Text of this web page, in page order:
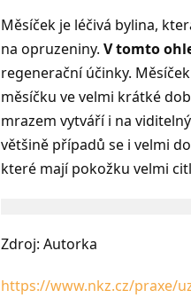
Měsíček je léčivá bylina,
na opruzeniny. V tomto
regenerační účinky.
měsíčku ve velmi krátké
mrazem vytváří i na
většině případů se i velmi
které mají pokožku velmi
Zdroj: Autorka
https://www.nkz.cz/praxe/